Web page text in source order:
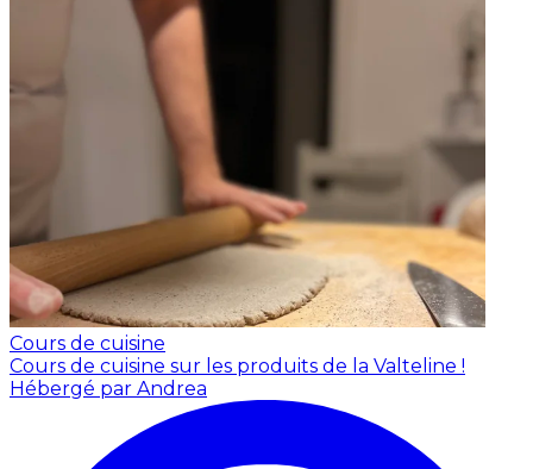
Cours de cuisine
Cours de cuisine sur les produits de la Valteline !
Hébergé par Andrea